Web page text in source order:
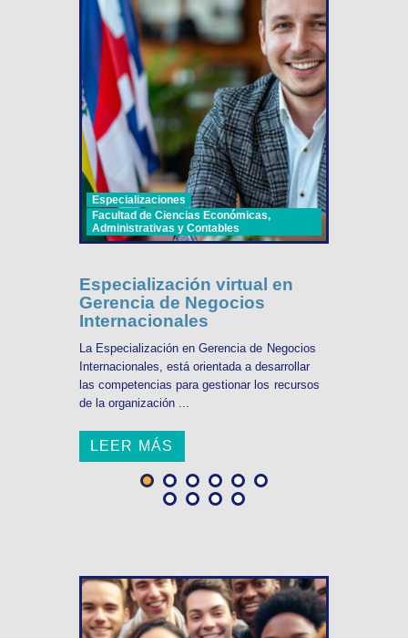
Especializaciones
Facultad de Ciencias Económicas,
Administrativas y Contables
Especialización virtual en
Gerencia de Negocios
Internacionales
La Especialización en Gerencia de Negocios
Internacionales, está orientada a desarrollar
las competencias para gestionar los recursos
de la organización ...
LEER MÁS